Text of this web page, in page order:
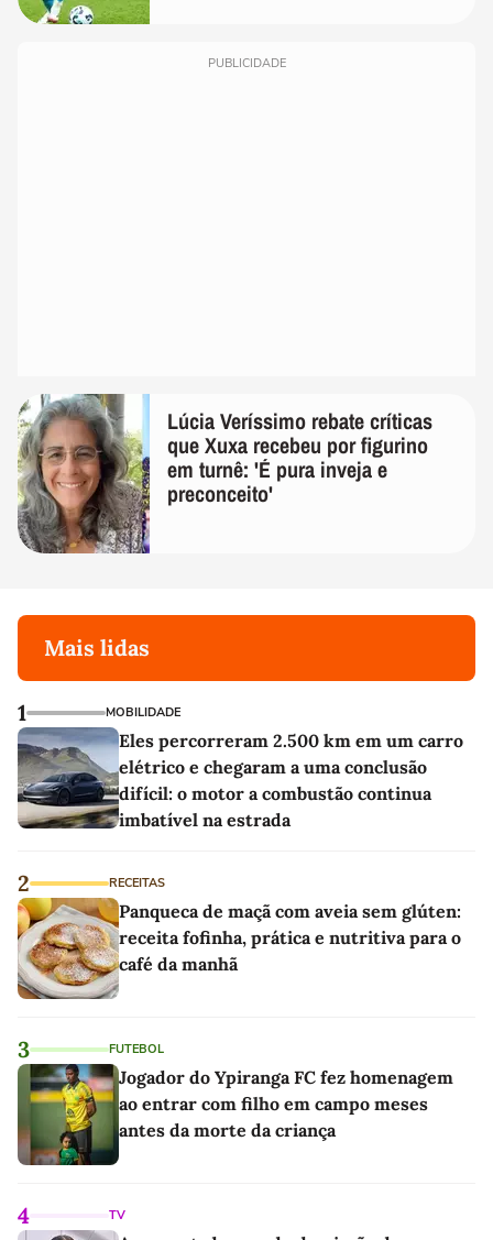
PUBLICIDADE
Lúcia Veríssimo rebate críticas
que Xuxa recebeu por figurino
em turnê: 'É pura inveja e
preconceito'
Mais lidas
1 MOBILIDADE
Eles percorreram 2.500 km em um carro
elétrico e chegaram a uma conclusão
difícil: o motor a combustão continua
imbatível na estrada
2 RECEITAS
Panqueca de maçã com aveia sem glúten:
receita fofinha, prática e nutritiva para o
café da manhã
3 FUTEBOL
Jogador do Ypiranga FC fez homenagem
ao entrar com filho em campo meses
antes da morte da criança
4 TV